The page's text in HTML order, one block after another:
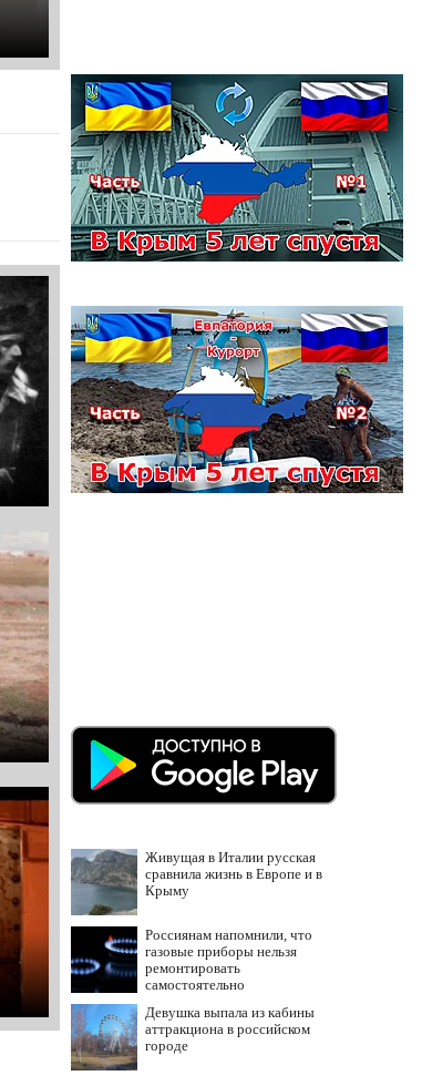
Живущая в Италии русская
сравнила жизнь в Европе и в
Крыму
Россиянам напомнили, что
газовые приборы нельзя
ремонтировать
самостоятельно
Девушка выпала из кабины
аттракциона в российском
городе